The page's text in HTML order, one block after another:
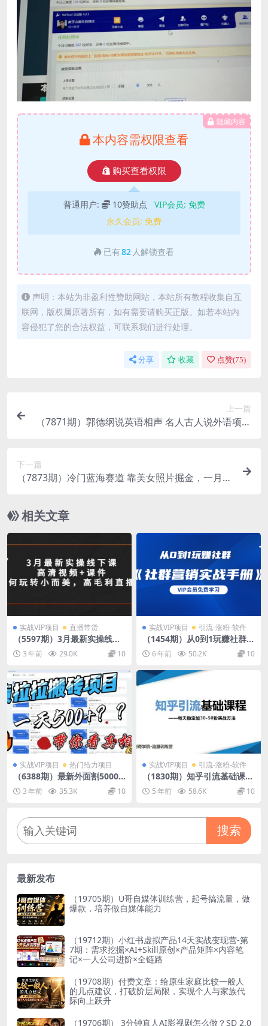
隐藏内容
本内容需权限查看
购买查看权限
普通用户: 10赞助点 VIP会员: 免费
永久会员: 免费
已有82 人解锁查看
声明：本站为非盈利性赞助网站，本站所有教程收集自互
联网，版权属原著所有，如有需要请购买正版。如若本站内
容侵犯了您的合法权益，可联系我们进行处理。
分享 收藏 点赞(75)
上一篇
（7871期）郭德纲说英语相声 名人古人说外语项目
下一篇
（7873期）冷门蓝海赛道 靠美女照片掘金，一月两
相关文章
实战VIP项目 直播带货
（5597期）3月最新实操线下
课高清视频+课件，如何玩转
小而美，高毛利直播间
3 年前 29.0K 10
实战VIP项目 引流-涨粉-软件
（1454期）从0到1玩赚社群
《社群营销实战手册》干货满
满，多种变现模式（21节）
6 年前 50.2K 10
实战VIP项目 热门给力项目
（6388期）最新外面割5000
多的货拉拉搬砖项目，一天50
0-800，首发拆解痛点
3 年前 35.3K 10
实战VIP项目 引流-涨粉-软件
（1830期）知乎引流基础课
程：每天稳定加30-50粉实战
方法，0基础小白也可以操作
5 年前 58.6K 10
搜索
最新发布
（19705期）U哥自媒体训练营，起号搞流量，做
爆款，培养做自媒体能力
（19712期）小红书虚拟产品14天实战变现营-第
7期：需求挖掘×AI+Skill原创×产品矩阵×内容笔
记×一人公司进阶×全链路
（19708期）付费文章：给原生家庭比较一般人
的几点建议，打破阶层局限，实现个人与家族代
际向上跃升
（19706期） 3分钟真人AI影视剧怎么做？SD 2.0